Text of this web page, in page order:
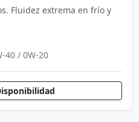
Fluidez extrema en frío y
40 / 0W-20